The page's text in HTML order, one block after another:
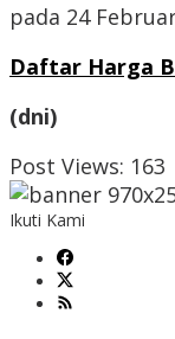
pada 24
Daftar Harga
(dni)
Post Views: 163
Ikuti Kami